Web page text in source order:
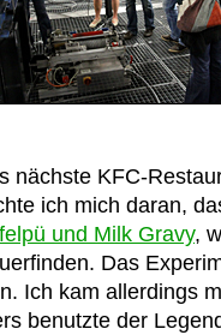
nächste KFC-
ich mich daran,
und Milk Gravy,
Das
Ich kam allerdings
benutzte der